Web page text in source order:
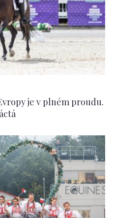
je v plném proudu.